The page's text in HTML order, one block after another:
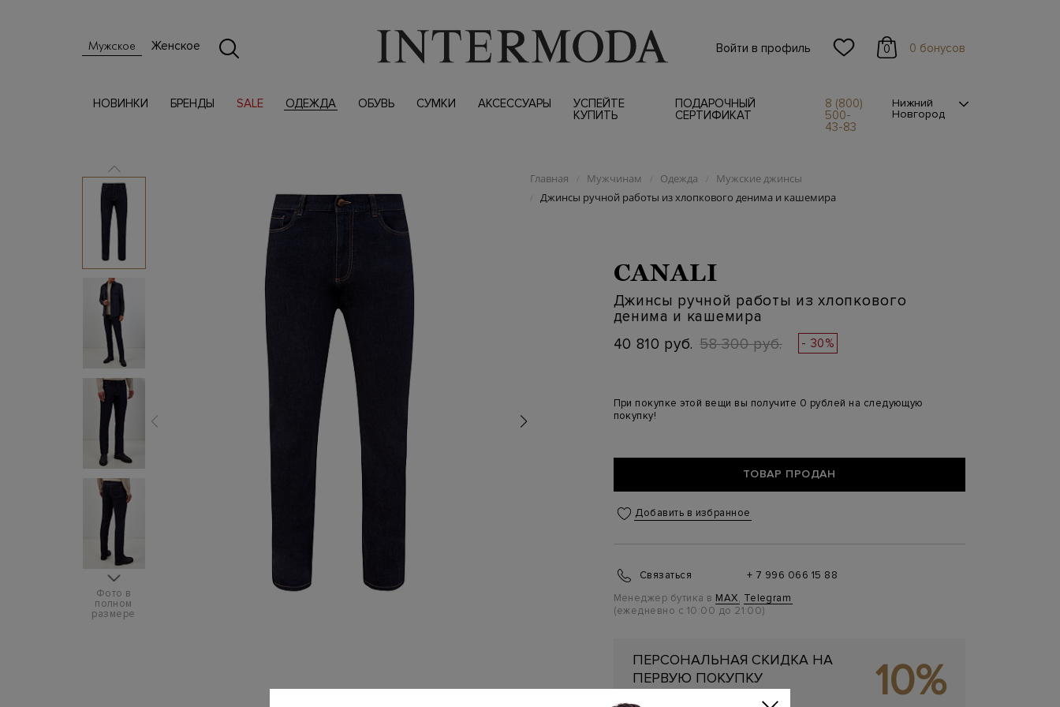
Мужское Женское Войти в профиль 0 0 бонусов
НОВИНКИ БРЕНДЫ SALE ОДЕЖДА ОБУВЬ СУМКИ АКСЕССУАРЫ
УСПЕЙТЕ
КУПИТЬ
ПОДАРОЧНЫЙ
СЕРТИФИКАТ
8 (800)
500-
43-83
Нижний
Новгород
Фото в
полном
размере
Главная / Мужчинам / Одежда / Мужские джинсы
/ Джинсы ручной работы из хлопкового денима и кашемира
CANALI
Джинсы ручной работы из хлопкового
денима и кашемира
40 810 руб. 58 300 руб. - 30%
При покупке этой вещи вы получите 0 рублей на следующую
покупку!
ТОВАР ПРОДАН
Добавить в избранное
Связаться
+ 7 996 066 15 88
Менеджер бутика в MAX, Telegram
(ежедневно с 10:00 до 21:00)
ПЕРСОНАЛЬНАЯ СКИДКА НА
ПЕРВУЮ ПОКУПКУ
Подробнее 10%